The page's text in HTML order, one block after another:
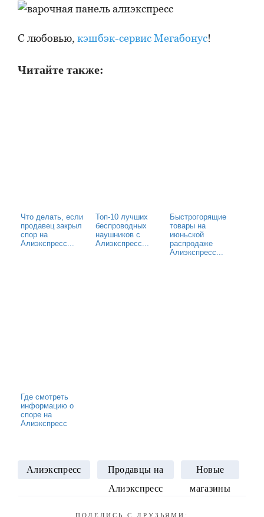
С любовью, кэшбэк-сервис Мегабонус!
Читайте также:
Что делать, если
продавец закрыл
спор на
Алиэкспресс...
Топ-10 лучших
беспроводных
наушников с
Алиэкспресс...
Быстрогорящие
товары на
июньской
распродаже
Алиэкспресс...
Где смотреть
информацию о
споре на
Алиэкспресс
Алиэкспресс
Продавцы на
Алиэкспресс
Новые
магазины
ПОДЕЛИСЬ С ДРУЗЬЯМИ: